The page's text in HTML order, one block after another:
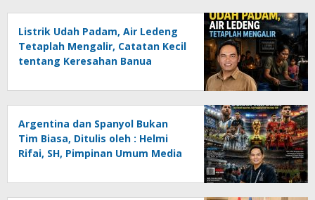
Listrik Udah Padam, Air Ledeng
Tetaplah Mengalir, Catatan Kecil
tentang Keresahan Banua
Ancaman Lingkungan, Oleh :
Helmi Rifai, SH
Argentina dan Spanyol Bukan
Tim Biasa, Ditulis oleh : Helmi
Rifai, SH, Pimpinan Umum Media